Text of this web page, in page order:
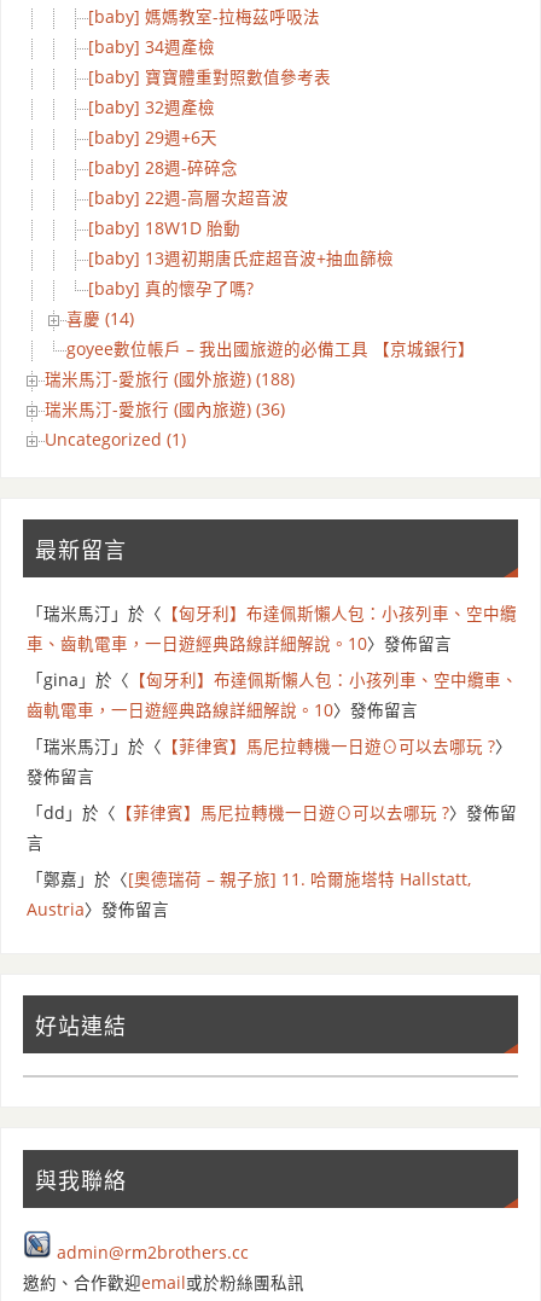
[baby] 媽媽教室-拉梅茲呼吸法
[baby] 34週產檢
[baby] 寶寶體重對照數值參考表
[baby] 32週產檢
[baby] 29週+6天
[baby] 28週-碎碎念
[baby] 22週-高層次超音波
[baby] 18W1D 胎動
[baby] 13週初期唐氏症超音波+抽血篩檢
[baby] 真的懷孕了嗎?
喜慶 (14)
goyee數位帳戶 – 我出國旅遊的必備工具 【京城銀行】
瑞米馬汀-愛旅行 (國外旅遊) (188)
瑞米馬汀-愛旅行 (國內旅遊) (36)
Uncategorized (1)
最新留言
「瑞米馬汀 」於〈 【匈牙利】布達佩斯懶人包：小孩列車、空中纜
車、齒軌電車，一日遊經典路線詳細解說。10〉發佈留言
「gina 」於〈 【匈牙利】布達佩斯懶人包：小孩列車、空中纜車、
齒軌電車，一日遊經典路線詳細解說。10〉發佈留言
「瑞米馬汀 」於〈 【菲律賓】馬尼拉轉機一日遊⊙可以去哪玩 ?〉
發佈留言
「dd 」於〈 【菲律賓】馬尼拉轉機一日遊⊙可以去哪玩 ?〉發佈留
言
「鄭嘉 」於〈[奧德瑞荷 – 親子旅] 11. 哈爾施塔特 Hallstatt,
Austria〉發佈留言
好站連結
與我聯絡
admin@rm2brothers.cc
邀約、合作歡迎email或於粉絲團私訊